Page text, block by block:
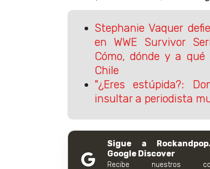
Stephanie Vaquer
en WWE Survivor
Cómo, dónde y a
Chile
"¿Eres estúpida?:
insultar a periodista
Sigue a
Google Discover
Recibe nuestros